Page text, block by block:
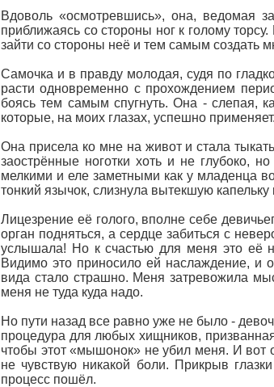
Вдоволь «осмотревшись», она, ведомая
приближаясь со стороны ног к голому
зайти со стороны неё и тем самым создать
Самочка и в правду молодая, судя по
расти одновременно с прохождением
боясь тем самым спугнуть. Она - слепая,
которые, на моих глазах, успешно применяет.
Она присела ко мне на живот и стала
заострённые ноготки хоть и не глубоко,
мелкими и еле заметными как у младенца
тонкий язычок, слизнула вытекшую капельку
Лицезрение её голого, вполне себе
орган подняться, а сердце забиться с
услышала! Но к счастью для меня это её
Видимо это приносило ей наслаждение, и
вида стало страшно. Меня затревожила
меня не туда куда надо.
Но пути назад все равно уже не было -
процедура для любых хищников,
чтобы этот «мышонок» не убил меня. И вот
не чувствую никакой боли. Прикрыв
процесс пошёл.